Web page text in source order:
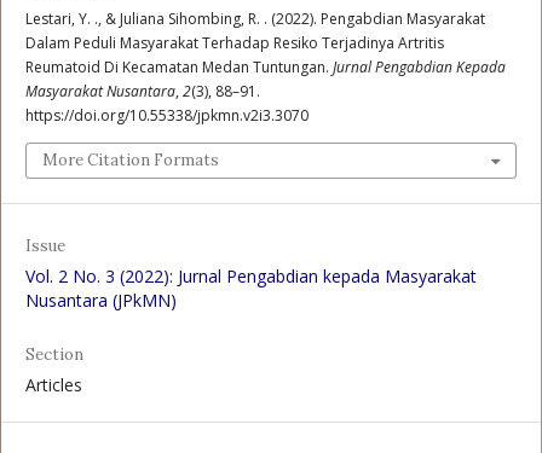
Lestari, Y. ., & Juliana Sihombing, R. . (2022). Pengabdian Masyarakat
Dalam Peduli Masyarakat Terhadap Resiko Terjadinya Artritis
Reumatoid Di Kecamatan Medan Tuntungan. Jurnal Pengabdian Kepada
Masyarakat Nusantara, 2(3), 88–91.
https://doi.org/10.55338/jpkmn.v2i3.3070
More Citation Formats
Issue
Vol. 2 No. 3 (2022): Jurnal Pengabdian kepada Masyarakat
Nusantara (JPkMN)
Section
Articles